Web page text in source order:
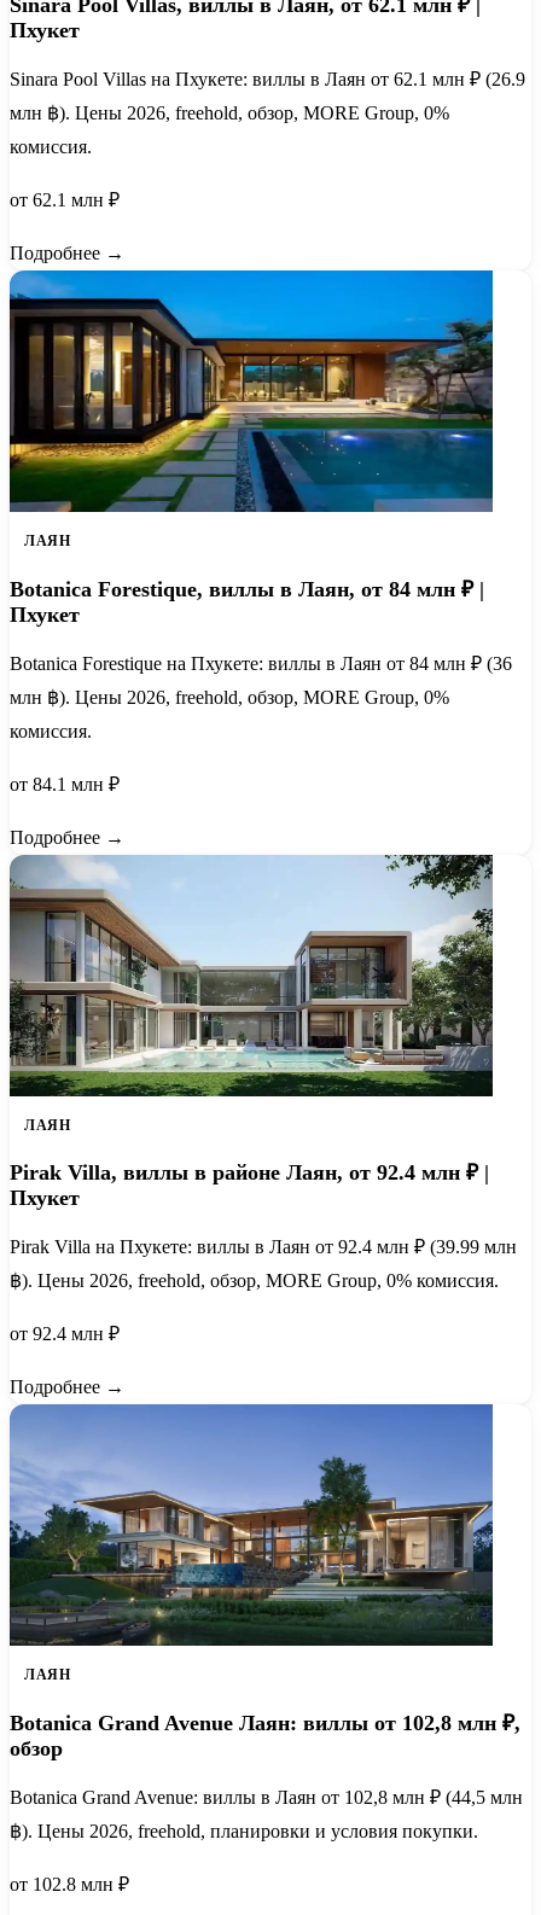
Sinara Pool Villas, виллы в Лаян, от 62.1 млн ₽ |
Пхукет
Sinara Pool Villas на Пхукете: виллы в Лаян от 62.1 млн ₽ (26.9
млн ฿). Цены 2026, freehold, обзор, MORE Group, 0%
комиссия.
от 62.1 млн ₽
Подробнее →
ЛАЯН
Botanica Forestique, виллы в Лаян, от 84 млн ₽ |
Пхукет
Botanica Forestique на Пхукете: виллы в Лаян от 84 млн ₽ (36
млн ฿). Цены 2026, freehold, обзор, MORE Group, 0%
комиссия.
от 84.1 млн ₽
Подробнее →
ЛАЯН
Pirak Villa, виллы в районе Лаян, от 92.4 млн ₽ |
Пхукет
Pirak Villa на Пхукете: виллы в Лаян от 92.4 млн ₽ (39.99 млн
฿). Цены 2026, freehold, обзор, MORE Group, 0% комиссия.
от 92.4 млн ₽
Подробнее →
ЛАЯН
Botanica Grand Avenue Лаян: виллы от 102,8 млн ₽,
обзор
Botanica Grand Avenue: виллы в Лаян от 102,8 млн ₽ (44,5 млн
฿). Цены 2026, freehold, планировки и условия покупки.
от 102.8 млн ₽